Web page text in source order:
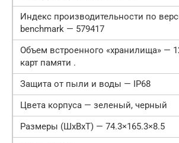
Индекс производительности по
benchmark — 579417
Объем встроенного «хранилища» —
карт памяти .
Защита от пыли и воды — IP68
Цвета корпуса — зеленый, черный
Размеры (ШxВxТ) — 74.3×165.3×8.5